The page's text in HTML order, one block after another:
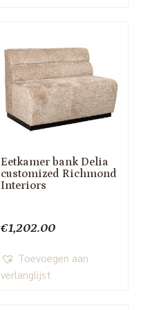
Eetkamer bank Delia
customized Richmond
Interiors
€1,202.00
Toevoegen aan
verlanglijst